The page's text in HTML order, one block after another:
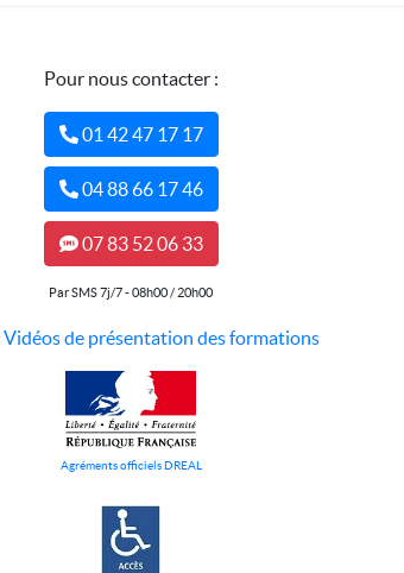
Pour nous contacter :
01 42 47 17 17
04 88 66 17 46
07 83 52 06 33
Par SMS 7j/7 - 08h00 / 20h00
Vidéos de présentation des formations
Agréments officiels DREAL